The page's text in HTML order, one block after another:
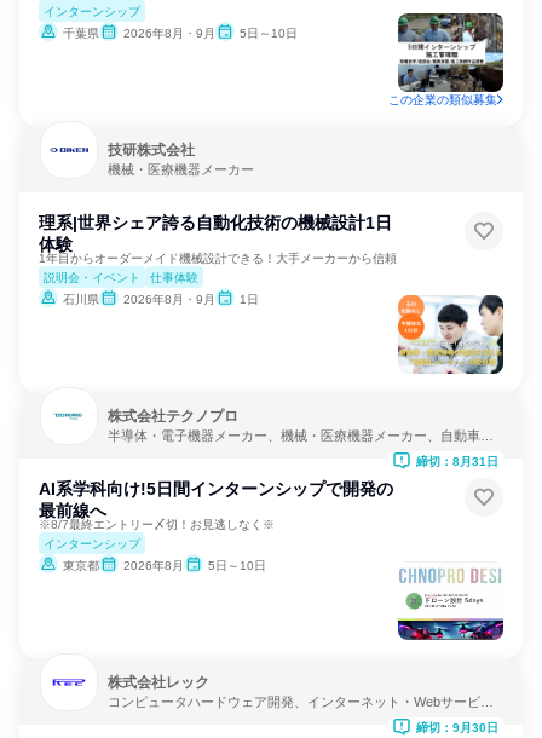
インターンシップ
千葉県
2026年8月・9月 5日～10日
この企業の類似募集
技研株式会社
機械・医療機器メーカー
理系|世界シェア誇る自動化技術の機械設計1日
体験
1年目からオーダーメイド機械設計できる！大手メーカーから信頼
説明会・イベント
仕事体験
石川県
2026年8月・9月 1日
株式会社テクノプロ
半導体・電子機器メーカー、機械・医療機器メーカー、自動車・
AI系学科向け!5日間インターンシップで開発の
最前線へ
※8/7最終エントリー〆切！お見逃しなく※
インターンシップ
東京都
2026年8月 5日～10日
締切：8月31日
株式会社レック
コンピュータハードウェア開発、インターネット・Webサービ
締切：9月30日